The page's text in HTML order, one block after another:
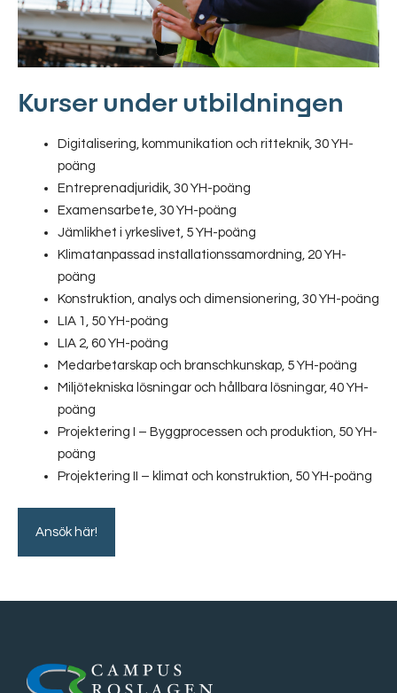
Kurser under utbildningen
Digitalisering, kommunikation och ritteknik, 30 YH-
poäng
Entreprenadjuridik, 30 YH-poäng
Examensarbete, 30 YH-poäng
Jämlikhet i yrkeslivet, 5 YH-poäng
Klimatanpassad installationssamordning, 20 YH-
poäng
Konstruktion, analys och dimensionering, 30 YH-poäng
LIA 1, 50 YH-poäng
LIA 2, 60 YH-poäng
Medarbetarskap och branschkunskap, 5 YH-poäng
Miljötekniska lösningar och hållbara lösningar, 40 YH-
poäng
Projektering I – Byggprocessen och produktion, 50 YH-
poäng
Projektering II – klimat och konstruktion, 50 YH-poäng
Ansök här!